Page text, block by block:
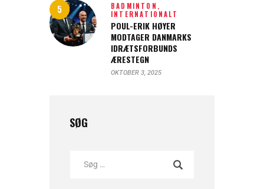
BADMINTON,
INTERNATIONALT
POUL-ERIK HØYER
MODTAGER DANMARKS
IDRÆTSFORBUNDS
ÆRESTEGN
OKTOBER 3, 2025
SØG